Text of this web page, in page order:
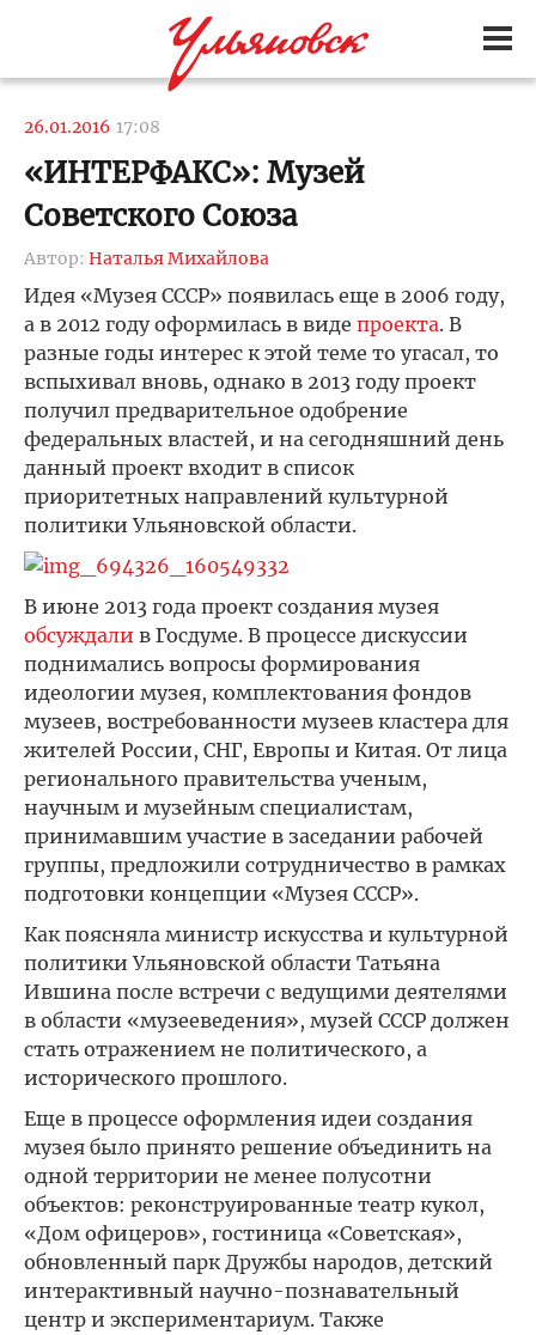
26.01.2016 17:08
«ИНТЕРФАКС»: Музей
Советского Союза
Автор: Наталья Михайлова
Идея «Музея СССР» появилась еще в 2006 году,
а в 2012 году оформилась в виде проекта. В
разные годы интерес к этой теме то угасал, то
вспыхивал вновь, однако в 2013 году проект
получил предварительное одобрение
федеральных властей, и на сегодняшний день
данный проект входит в список
приоритетных направлений культурной
политики Ульяновской области.
В июне 2013 года проект создания музея
обсуждали в Госдуме. В процессе дискуссии
поднимались вопросы формирования
идеологии музея, комплектования фондов
музеев, востребованности музеев кластера для
жителей России, СНГ, Европы и Китая. От лица
регионального правительства ученым,
научным и музейным специалистам,
принимавшим участие в заседании рабочей
группы, предложили сотрудничество в рамках
подготовки концепции «Музея СССР».
Как поясняла министр искусства и культурной
политики Ульяновской области Татьяна
Ившина после встречи с ведущими деятелями
в области «музееведения», музей СССР должен
стать отражением не политического, а
исторического прошлого.
Еще в процессе оформления идеи создания
музея было принято решение объединить на
одной территории не менее полусотни
объектов: реконструированные театр кукол,
«Дом офицеров», гостиница «Советская»,
обновленный парк Дружбы народов, детский
интерактивный научно-познавательный
центр и экспериментариум. Также